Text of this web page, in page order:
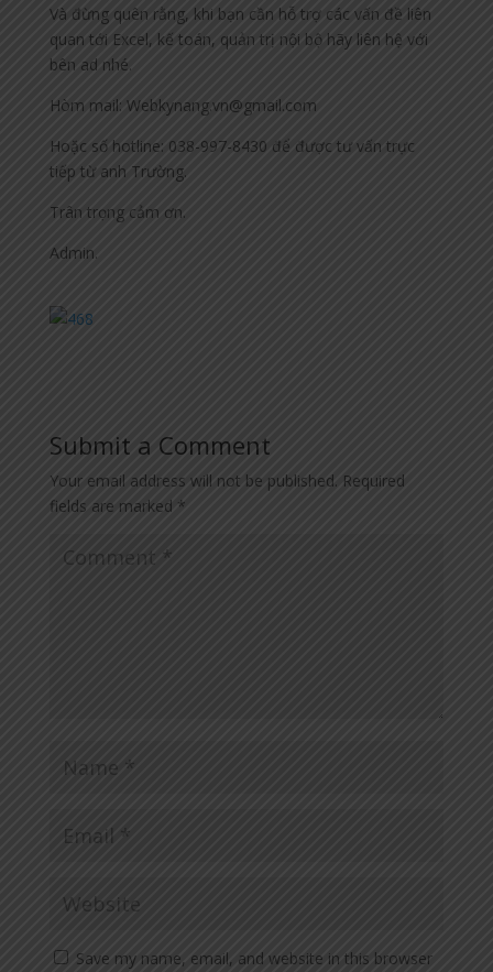
Và đừng quên rằng, khi bạn cần hỗ trợ các vấn đề liên
quan tới Excel, kế toán, quản trị nội bộ hãy liên hệ với
bên ad nhé.
Hòm mail: Webkynang.vn@gmail.com
Hoặc số hotline: 038-997-8430 để được tư vấn trực
tiếp từ anh Trường.
Trân trọng cảm ơn.
Admin.
Submit a Comment
Your email address will not be published. Required
fields are marked *
Save my name, email, and website in this browser